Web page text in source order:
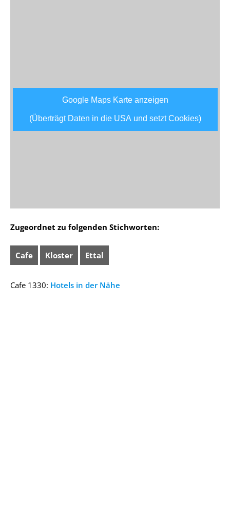
Google Maps Karte anzeigen
(Überträgt Daten in die USA und setzt Cookies)
Zugeordnet zu folgenden Stichworten:
Cafe Kloster Ettal
Cafe 1330: Hotels in der Nähe